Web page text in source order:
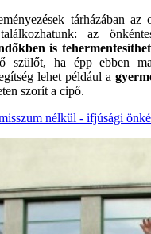
tárházában az
az
is
szülőt, ha épp ebben
lehet például a
szorít a cipő.
nélkül - ifjúsági